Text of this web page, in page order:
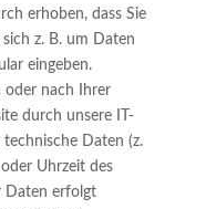
erhoben, dass Sie
z. B. um Daten
eingeben.
nach Ihrer
durch unsere IT-
Daten (z.
Uhrzeit des
Daten erfolgt